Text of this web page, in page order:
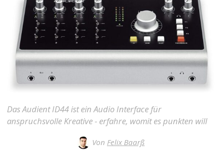
Das Audient ID44 ist ein Audio Interface für
anspruchsvolle Kreative - erfahre, womit es punkten will
Von Felix Baarß